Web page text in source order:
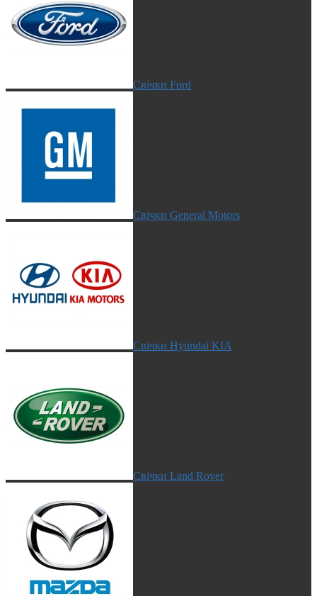
Свічки Ford
Свічки General Motors
Свічки Hyundai KIA
Свічки Land Rover